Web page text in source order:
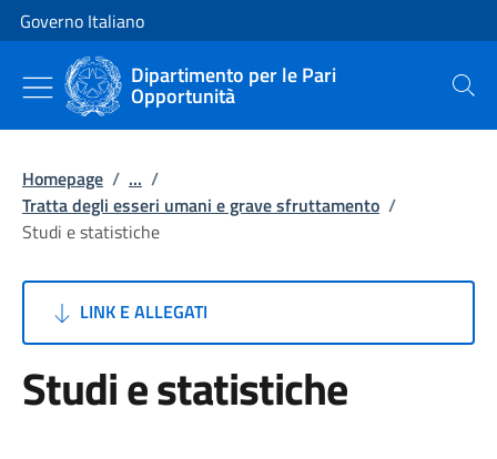
Vai al contenuto
Vai alla navigazione del sito
Governo Italiano
Dipartimento per le Pari
Opportunità Cerca
Homepage / ... /
Tratta degli esseri umani e grave sfruttamento /
Studi e statistiche
LINK E ALLEGATI
Studi e statistiche